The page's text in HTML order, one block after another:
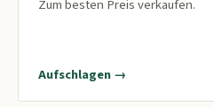
Zum besten Preis verkaufen.
Aufschlagen →